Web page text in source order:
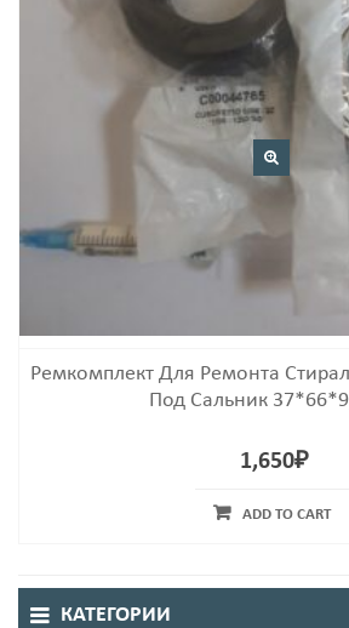
Ремкомплект Для Ремонта
Под Сальник
1,650₽
ADD TO CART
КАТЕГОРИИ